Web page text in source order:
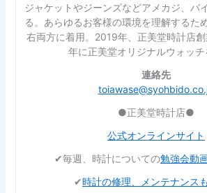
ジャケットやジーンズなどアメカジ、バ
る。あらゆるお客様の環境を理解するた
右両方に着用。2019年、正美堂時計店
年に正美堂オリジナルウォッチ
連絡先
●正美堂時計店●
公式オンラインサイト
✔︎毎週、時計についての勉強会動
✔︎時計の修理、メンテナンス